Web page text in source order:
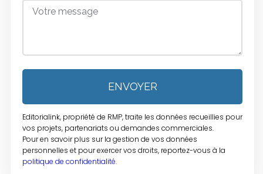
ENVOYER
Editorialink, propriété de RMP, traite les données recueillies pour
vos projets, partenariats ou demandes commerciales.
Pour en savoir plus sur la gestion de vos données
personnelles et pour exercer vos droits, reportez-vous à la
politique de confidentialité.